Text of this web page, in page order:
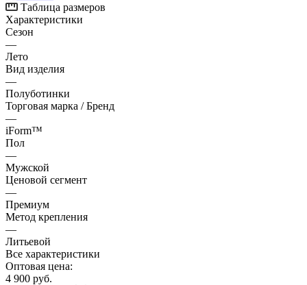
Таблица размеров
Характеристики
Сезон
—
Лето
Вид изделия
—
Полуботинки
Торговая марка / Бренд
—
iForm™
Пол
—
Мужской
Ценовой сегмент
—
Премиум
Метод крепления
—
Литьевой
Все характеристики
Оптовая цена:
4 900 руб.